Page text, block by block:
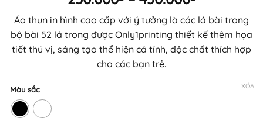
giá:
từ
250.000₫
đến
Áo thun in hình cao cấp với ý tưởng là các lá bài trong
bộ bài 52 lá trong được Only1printing thiết kế thêm họa
tiết thú vị, sáng tạo thể hiện cá tính, độc chất thích hợp
cho các bạn trẻ.
Màu sắc XÓA